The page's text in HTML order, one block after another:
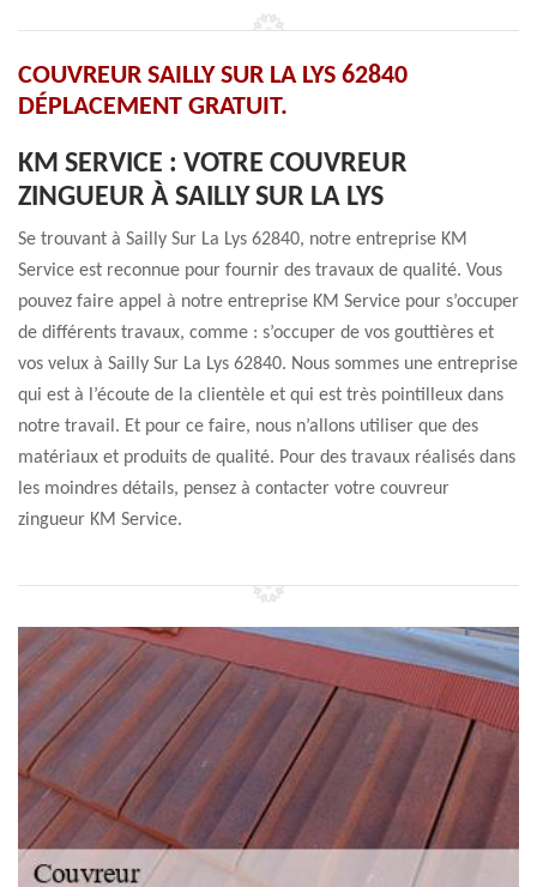
COUVREUR SAILLY SUR LA LYS 62840
DÉPLACEMENT GRATUIT.
KM SERVICE : VOTRE COUVREUR
ZINGUEUR À SAILLY SUR LA LYS
Se trouvant à Sailly Sur La Lys 62840, notre entreprise KM
Service est reconnue pour fournir des travaux de qualité. Vous
pouvez faire appel à notre entreprise KM Service pour s’occuper
de différents travaux, comme : s’occuper de vos gouttières et
vos velux à Sailly Sur La Lys 62840. Nous sommes une entreprise
qui est à l’écoute de la clientèle et qui est très pointilleux dans
notre travail. Et pour ce faire, nous n’allons utiliser que des
matériaux et produits de qualité. Pour des travaux réalisés dans
les moindres détails, pensez à contacter votre couvreur
zingueur KM Service.